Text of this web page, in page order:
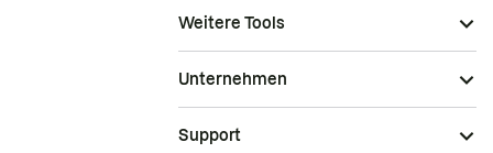
Weitere Tools
Unternehmen
Support